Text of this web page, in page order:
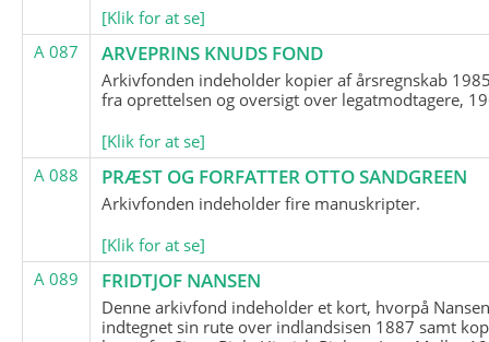
[Klik for at se]
A 087
ARVEPRINS KNUDS FOND
Arkivfonden indeholder kopier af årsregnskab
fra oprettelsen og oversigt over legatmodtagere,
[Klik for at se]
A 088
PRÆST OG FORFATTER OTTO SANDGREEN
Arkivfonden indeholder fire manuskripter.
[Klik for at se]
A 089
FRIDTJOF NANSEN
Denne arkivfond indeholder et kort, hvorpå
indtegnet sin rute over indlandsisen 1887 samt